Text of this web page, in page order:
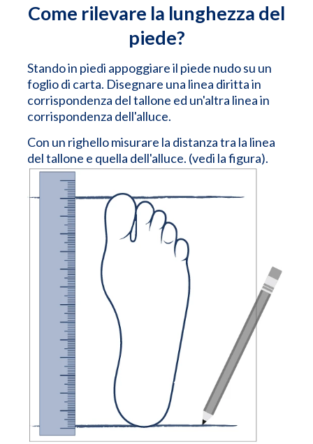
Come rilevare la lunghezza del
piede?
Stando in piedi appoggiare il piede nudo su un
foglio di carta. Disegnare una linea diritta in
corrispondenza del tallone ed un'altra linea in
corrispondenza dell'alluce.
Con un righello misurare la distanza tra la linea
del tallone e quella dell'alluce. (vedi la figura).